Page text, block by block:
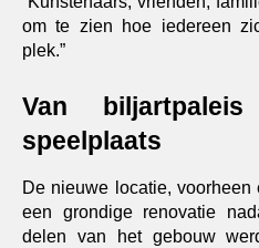
om te zien hoe iedereen
plek.”
Van
speelplaats
De nieuwe locatie,
een grondige renovatie
delen van het gebouw